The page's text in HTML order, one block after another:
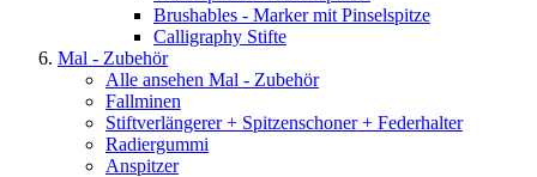
Brushables - Marker mit Pinselspitze
Calligraphy Stifte
Mal - Zubehör
Alle ansehen Mal - Zubehör
Fallminen
Stiftverlängerer + Spitzenschoner + Federhalter
Radiergummi
Anspitzer